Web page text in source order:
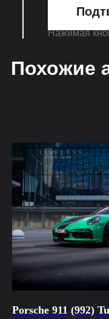
Нажимая
Похожие
Porsche 911 (992)